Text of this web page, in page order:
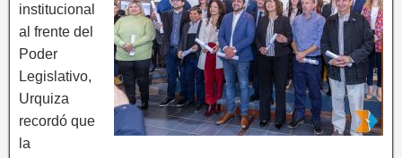
institucional
al frente del
Poder
Legislativo,
Urquiza
recordó que
la